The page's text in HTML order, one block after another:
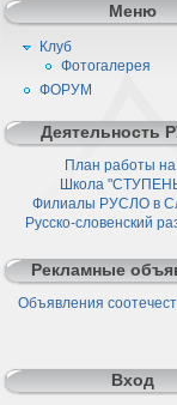
Меню
Клуб
Фотогалерея
ФОРУМ
Деятельность
План работы на
Школа
Филиалы РУСЛО в
Русско-словенский
Рекламные
Объявления
Вход